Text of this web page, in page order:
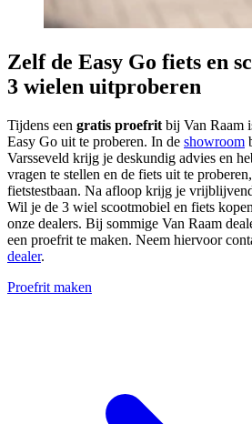
Zelf de Easy Go fiets en
3 wielen uitproberen
Tijdens een gratis proefrit bij Van Raam
Easy Go uit te proberen. In de showroom
Varsseveld krijg je deskundig advies en
vragen te stellen en de fiets uit te
fietstestbaan. Na afloop krijg je
Wil je de 3 wiel scootmobiel en fiets
onze dealers. Bij sommige Van Raam
een proefrit te maken. Neem hiervoor
dealer.
Proefrit maken